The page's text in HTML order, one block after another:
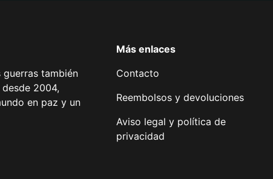
también
2004,
en paz y un
Más enlaces
Contacto
Reembolsos y devoluciones
Aviso legal y política de
privacidad